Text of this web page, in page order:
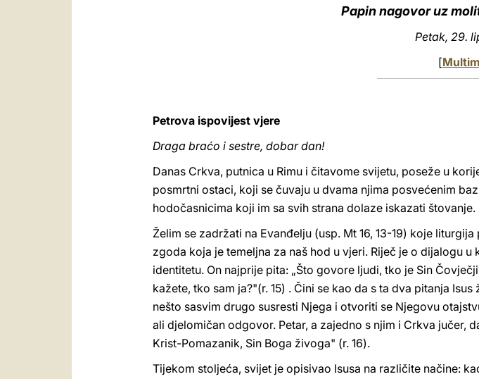
Papin nagovor uz
Petak, 29.
[
Petrova ispovijest vjere
Draga braćo i sestre, dobar dan!
Danas Crkva, putnica u Rimu i čitavome svijetu, poseže u
posmrtni ostaci, koji se čuvaju u dvama njima posvećenim
hodočasnicima koji im sa svih strana dolaze iskazati štovanje.
Želim se zadržati na Evanđelju (usp. Mt 16, 13-19) koje
zgoda koja je temeljna za naš hod u vjeri. Riječ je o dijalogu
identitetu. On najprije pita: „Što govore ljudi, tko je Sin
kažete, tko sam ja?"(r. 15) . Čini se kao da s ta dva pitanja
nešto sasvim drugo susresti Njega i otvoriti se Njegovu
ali djelomičan odgovor. Petar, a zajedno s njim i Crkva jučer,
Krist-Pomazanik, Sin Boga živoga" (r. 16).
Tijekom stoljeća, svijet je opisivao Isusa na različite načine: